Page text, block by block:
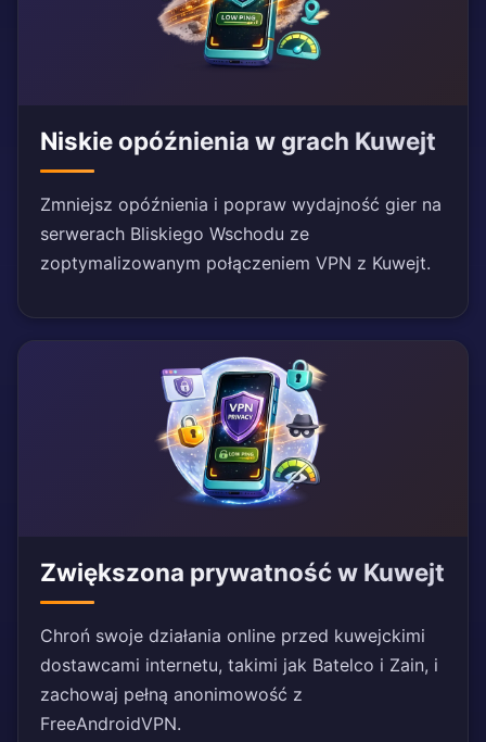
Niskie opóźnienia w grach Kuwejt
Zmniejsz opóźnienia i popraw wydajność gier na
serwerach Bliskiego Wschodu ze
zoptymalizowanym połączeniem VPN z Kuwejt.
Zwiększona prywatność w Kuwejt
Chroń swoje działania online przed kuwejckimi
dostawcami internetu, takimi jak Batelco i Zain, i
zachowaj pełną anonimowość z
FreeAndroidVPN.